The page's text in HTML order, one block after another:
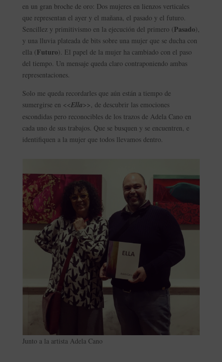
en un gran broche de oro: Dos mujeres en lienzos verticales
que representan el ayer y el mañana, el pasado y el futuro.
Sencillez y primitivismo en la ejecución del primero (Pasado),
y una lluvia plateada de bits sobre una mujer que se ducha con
ella (Futuro). El papel de la mujer ha cambiado con el paso
del tiempo. Un mensaje queda claro contraponiendo ambas
representaciones.
Solo me queda recordarles que aún están a tiempo de
sumergirse en <<Ella>>, de descubrir las emociones
escondidas pero reconocibles de los trazos de Adela Cano en
cada uno de sus trabajos. Que se busquen y se encuentren, e
identifiquen a la mujer que todos llevamos dentro.
Junto a la artista Adela Cano